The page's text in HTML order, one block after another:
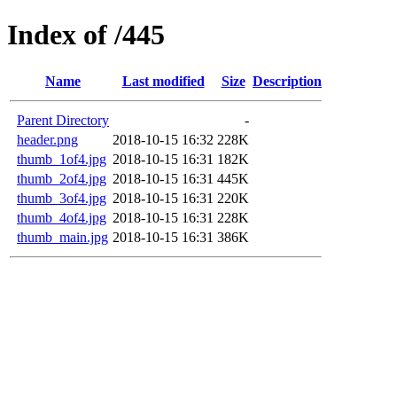
Index of /445
Name Last modified Size Description
Parent Directory
-
header.png
2018-10-15 16:32 228K
thumb_1of4.jpg 2018-10-15 16:31 182K
thumb_2of4.jpg 2018-10-15 16:31 445K
thumb_3of4.jpg 2018-10-15 16:31 220K
thumb_4of4.jpg 2018-10-15 16:31 228K
thumb_main.jpg 2018-10-15 16:31 386K